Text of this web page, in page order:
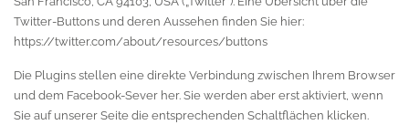
Twitter-Buttons und deren Aussehen finden Sie hier:
https://twitter.com/about/resources/buttons
Die Plugins stellen eine direkte Verbindung zwischen Ihrem Browser
und dem Facebook-Sever her. Sie werden aber erst aktiviert, wenn
Sie auf unserer Seite die entsprechenden Schaltflächen klicken.